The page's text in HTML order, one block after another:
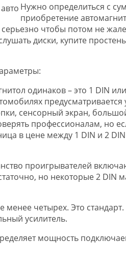
Нужно определиться с
приобретение
чтобы потом не
диски, купите
одинаков – это 1 DIN
предусматривается
сенсорный экран,
профессионалам, но
в цене между 1 DIN и 2
проигрывателей
но некоторые 2 DIN
менее четырех. Это
усилитель.
мощность